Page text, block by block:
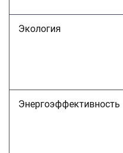
Экология
Энергоэффективность